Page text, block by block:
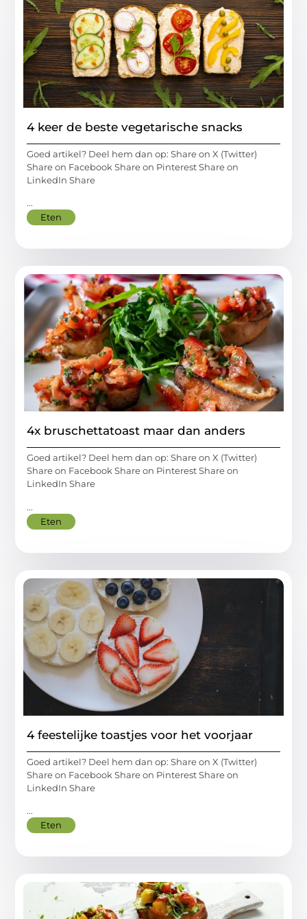
4 keer de beste vegetarische snacks
Goed artikel? Deel hem dan op: Share on X (Twitter)
Share on Facebook Share on Pinterest Share on
LinkedIn Share
...
Eten
4x bruschettatoast maar dan anders
Goed artikel? Deel hem dan op: Share on X (Twitter)
Share on Facebook Share on Pinterest Share on
LinkedIn Share
...
Eten
4 feestelijke toastjes voor het voorjaar
Goed artikel? Deel hem dan op: Share on X (Twitter)
Share on Facebook Share on Pinterest Share on
LinkedIn Share
...
Eten